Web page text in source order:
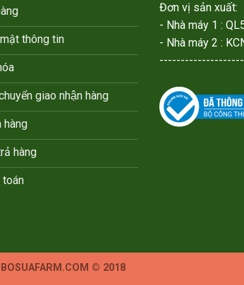
thông tin
giao nhận hàng
hàng
hàng
toán
Đơn vị sản xuất:
- Nhà máy 1 :
- Nhà máy 2 :
--------------------
BOSUAFARM.COM © 2018